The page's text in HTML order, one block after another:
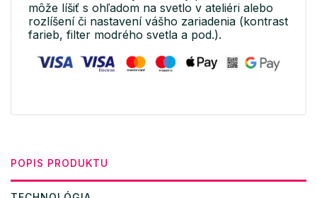
môže líšiť s ohľadom na svetlo v ateliéri alebo
rozlíšení či nastavení vášho zariadenia (kontrast
farieb, filter modrého svetla a pod.).
POPIS PRODUKTU